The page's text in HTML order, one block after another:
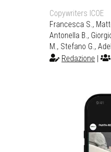
Copywriters ICOE
Francesca S.,
Antonella B.,
M., Stefano G.,
Redazione